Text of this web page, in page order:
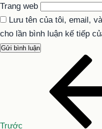
Trang web
Lưu tên của tôi, email,
cho lần bình luận kế tiếp
Trước